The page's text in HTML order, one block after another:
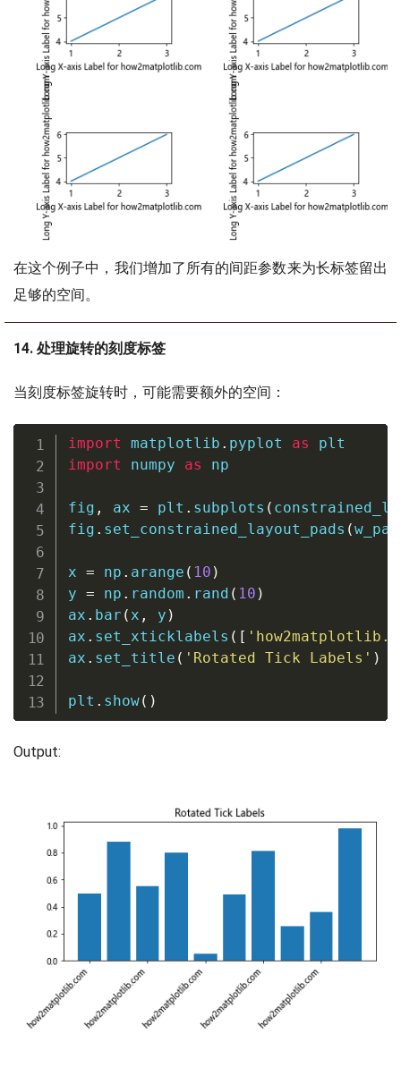
在这个例子中，我们增加了所有的间距参数来为长标签留出
足够的空间。
14. 处理旋转的刻度标签
当刻度标签旋转时，可能需要额外的空间：
import matplotlib . pyplot as
import numpy as np
fig , ax = plt . subplots (
fig . set_constrained_layout_pads (w_pad
x = np . arange ( 10 )
y = np . random . rand ( 10 )
ax . bar ( x , y )
ax . set_xticklabels ( [
ax . set_title ( 'Rotated Tick Labels' )
plt . show( )
Output: